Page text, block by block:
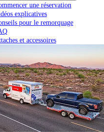
une réservation
explicatives
pour le remorquage
et accessoires